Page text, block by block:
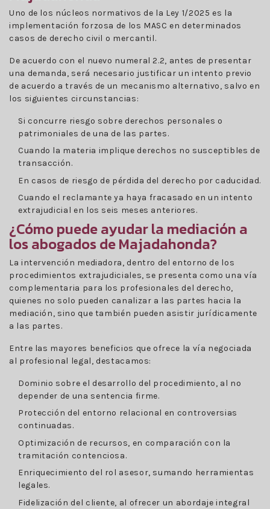
Uno de los núcleos normativos de la Ley 1/2025 es la
implementación forzosa de los MASC en determinados
casos de derecho civil o mercantil.
De acuerdo con el nuevo numeral 2.2, antes de presentar
una demanda, será necesario justificar un intento previo
de acuerdo a través de un mecanismo alternativo, salvo en
los siguientes circunstancias:
Si concurre riesgo sobre derechos personales o
patrimoniales de una de las partes.
Cuando la materia implique derechos no susceptibles de
transacción.
En casos de riesgo de pérdida del derecho por caducidad.
Cuando el reclamante ya haya fracasado en un intento
extrajudicial en los seis meses anteriores.
¿Cómo puede ayudar la mediación a
los abogados de Majadahonda?
La intervención mediadora, dentro del entorno de los
procedimientos extrajudiciales, se presenta como una vía
complementaria para los profesionales del derecho,
quienes no solo pueden canalizar a las partes hacia la
mediación, sino que también pueden asistir jurídicamente
a las partes.
Entre las mayores beneficios que ofrece la vía negociada
al profesional legal, destacamos:
Dominio sobre el desarrollo del procedimiento, al no
depender de una sentencia firme.
Protección del entorno relacional en controversias
continuadas.
Optimización de recursos, en comparación con la
tramitación contenciosa.
Enriquecimiento del rol asesor, sumando herramientas
legales.
Fidelización del cliente, al ofrecer un abordaje integral